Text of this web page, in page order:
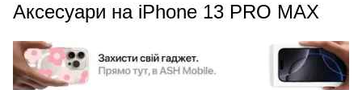
Аксесуари на iPhone 13 PRO MAX